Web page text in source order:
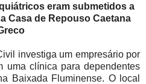
eram submetidos a
Casa de Repouso Caetana
investiga um empresário por
uma clínica para dependentes
Baixada Fluminense. O local